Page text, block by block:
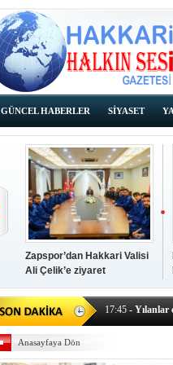
GÜNCEL HABERLER SİYASET
Zapspor’dan Hakkari Valisi
Ali Çelik’e ziyaret
17:45 - Yılanlar
17:43- Hakkari
17:37- Başkan
Anasayfaya Dön